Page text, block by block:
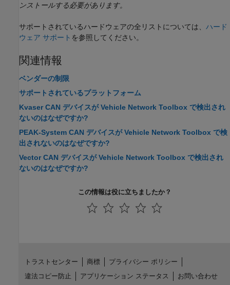
ンストールする必要があります。
サポートされているハードウェアの全リストについては、 ハード
ウェア サポート を参照してください。
関連情報
ベンダーの制限
サポートされているプラットフォーム
Kvaser CAN デバイスが Vehicle Network Toolbox で検出され
ないのはなぜですか?
PEAK-System CAN デバイスが Vehicle Network Toolbox で検
出されないのはなぜですか?
Vector CAN デバイスが Vehicle Network Toolbox で検出され
ないのはなぜですか?
この情報は役に立ちましたか？
トラストセンター 商標
プライバシー ポリシー
違法コピー防止
アプリケーション ステータス お問い合わせ